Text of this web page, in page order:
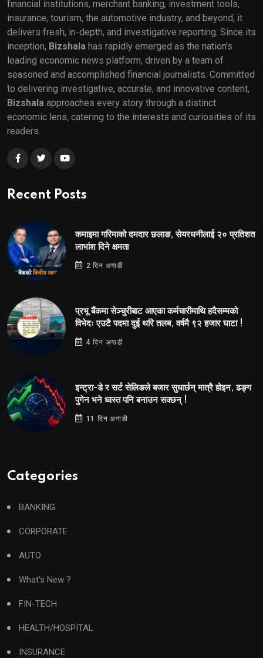
financial institutions, merchant banking, investment tools,
insurance, tourism, the automotive industry, and beyond, it
delivers fresh, in-depth, and investigative reporting. Since its
inception, Bizshala has rapidly emerged as the nation's
leading economic news platform, driven by a team of
seasoned and accomplished financial journalists. Committed
to delivering investigative, accurate, and innovative content,
Bizshala approaches every story through a distinct
economic lens, catering to the interests and curiosities of its
readers.
Recent Posts
कमाइमा गरिमाको दमदार छलाङ, सेयरधनीलाई २० प्रतिशत
लाभांश दिने क्षमता
2 दिन अगाडी
प्रभू बैंकमा सेञ्चुरीबाट आएका कर्मचारीमाथि हदैसम्मको
विभेदः एउटै पदमा दुई थरि तलब, वर्षमै ९२ हजार घाटा !
4 दिन अगाडी
इन्ट्रा-डे र सर्ट सेलिङले बजार सुधार्छन् मात्रै होइन, ढङ्ग
पुगेन भने ध्वस्त पनि बनाउन सक्छन् !
11 दिन अगाडी
Categories
BANKING
CORPORATE
AUTO
What's New ?
FIN-TECH
HEALTH/HOSPITAL
INSURANCE